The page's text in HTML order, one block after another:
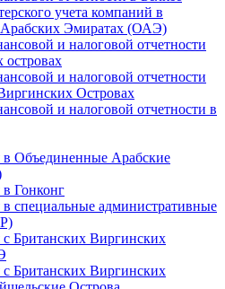
учета компаний в
Эмиратах (ОАЭ)
и налоговой отчетности
островах
и налоговой отчетности
Островах
и налоговой отчетности в
Объединенные Арабские
Гонконг
специальные административные
Британских Виргинских
Британских Виргинских